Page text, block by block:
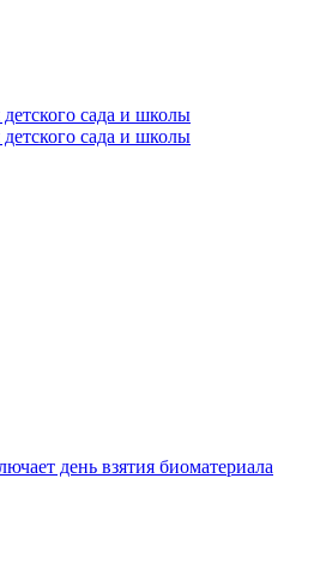
сада и школы
сада и школы
день взятия биоматериала